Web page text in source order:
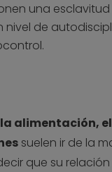
una
nivel de
la alimentación,
suelen ir de la
que su